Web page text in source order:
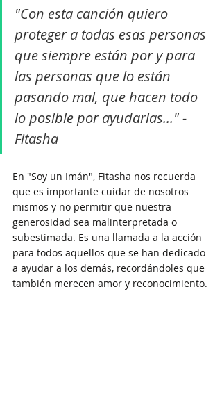
"Con esta canción quiero
proteger a todas esas personas
que siempre están por y para
las personas que lo están
pasando mal, que hacen todo
lo posible por ayudarlas..." -
Fitasha
En "Soy un Imán", Fitasha nos recuerda
que es importante cuidar de nosotros
mismos y no permitir que nuestra
generosidad sea malinterpretada o
subestimada. Es una llamada a la acción
para todos aquellos que se han dedicado
a ayudar a los demás, recordándoles que
también merecen amor y reconocimiento.